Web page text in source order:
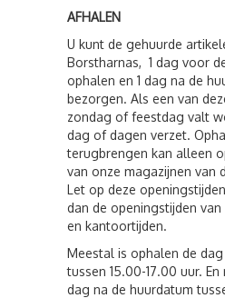
AFHALEN
U kunt de gehuurde
Borstharnas, 1 dag voor
ophalen en 1 dag na de
bezorgen. Als een van
zondag of feestdag valt
dag of dagen verzet.
terugbrengen kan alleen
van onze magazijnen van
Let op deze
dan de openingstijden
en kantoortijden.
Meestal is ophalen de
tussen 15.00-17.00 uur.
dag na de huurdatum